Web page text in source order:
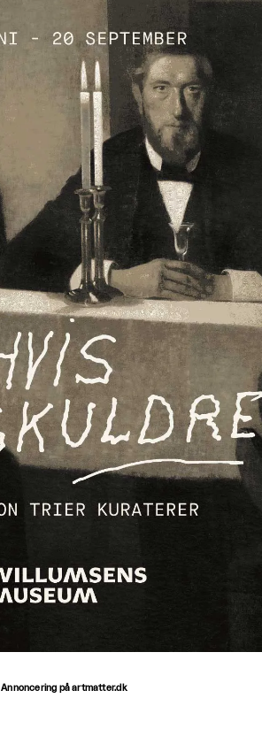
Annoncering på artmatter.dk